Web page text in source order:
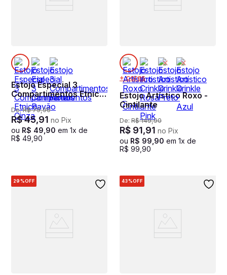
Estojo Especial 3
Compartimentos Etnico
Cinza
De:R$ 79,90
R$45,91 no Pix
ou R$ 49,90 em 1x de
R$ 49,90
+ cores
Estojo Artístico Roxo -
Cintilante
De: R$ 149,90
R$ 91,91 no Pix
ou R$ 99,90 em 1x de
R$ 99,90
29%OFF 43%OFF